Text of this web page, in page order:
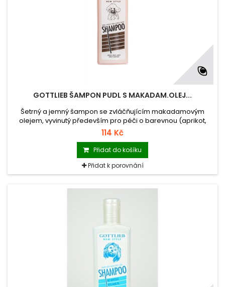
GOTTLIEB ŠAMPON PUDL S MAKADAM.OLEJ...
Šetrný a jemný šampon se zvláčňujícím makadamovým
olejem, vyvinutý především pro péči o barevnou (aprikot,
hnědou) vlnitou srst pudlů a podobných plemen.
114 Kč
Přidat do košíku
Přidat k porovnání